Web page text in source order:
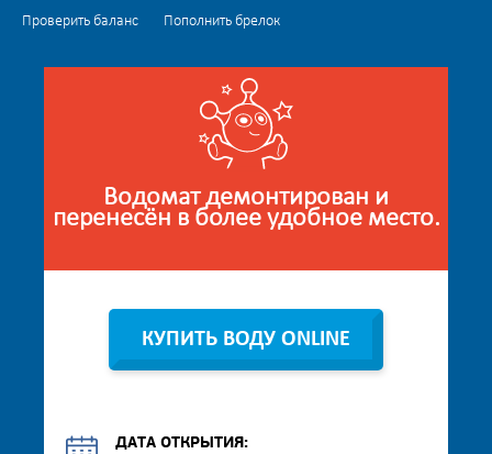
Проверить баланс Пополнить брелок
Водомат демонтирован и
перенесён в более удобное место.
КУПИТЬ ВОДУ ONLINE
ДАТА ОТКРЫТИЯ: